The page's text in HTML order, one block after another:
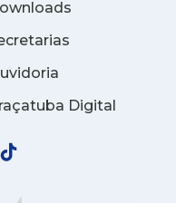
Digital